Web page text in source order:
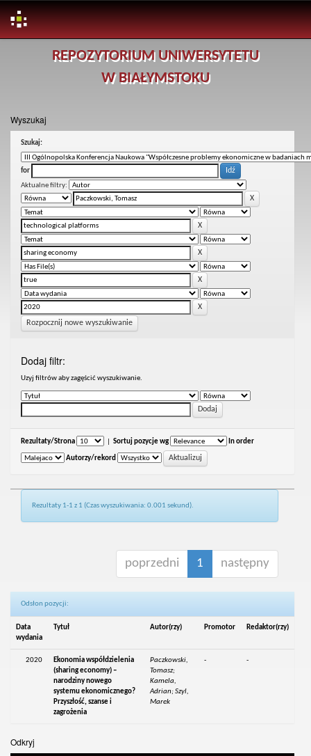
REPOZYTORIUM UNIWERSYTETU
W BIAŁYMSTOKU
Wyszukaj
Szukaj:
for
Aktualne filtry:
Rozpocznij nowe wyszukiwanie
Dodaj filtr:
Uzyj filtrów aby zagęścić wyszukiwanie.
Rezultaty/Strona Sortuj pozycje wg In order
Autorzy/rekord
Rezultaty 1-1 z 1 (Czas wyszukiwania: 0.001 sekund).
poprzedni 1 następny
Odsłon pozycji:
Data
wydania
Tytuł Autor(rzy) Promotor Redaktor(rzy)
2020
Ekonomia współdzielenia
(sharing economy) –
narodziny nowego
systemu ekonomicznego?
Przyszłość, szanse i
zagrożenia
Paczkowski,
Tomasz;
Kamela,
Adrian; Szyl,
Marek
- -
Odkryj